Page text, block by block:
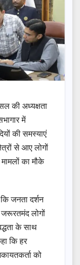
की अध्यक्षता
में
की समस्याएं
से आए लोगों
का मौके
कि जनता दर्शन
लोगों
के साथ
कि हर
को